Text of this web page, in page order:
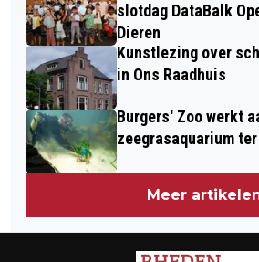
slotdag DataBalk
Dieren
Kunstlezing over
in Ons Raadhuis
Burgers' Zoo werkt
zeegrasaquarium ter
Meer